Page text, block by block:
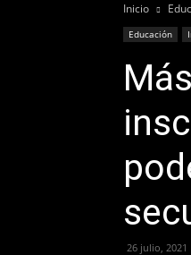
Inicio
Educación
26 julio, 2021